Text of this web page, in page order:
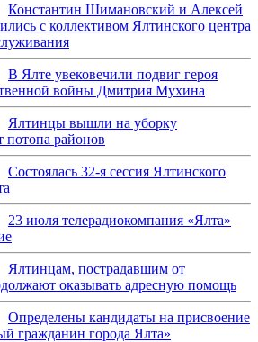
Константин Шимановский и Алексей
с коллективом Ялтинского центра
В Ялте увековечили подвиг героя
войны Дмитрия Мухина
Ялтинцы вышли на уборку
потопа районов
Состоялась 32-я сессия Ялтинского
23 июля телерадиокомпания «Ялта»
Ялтинцам, пострадавшим от
оказывать адресную помощь
Определены кандидаты на присвоение
гражданин города Ялта»